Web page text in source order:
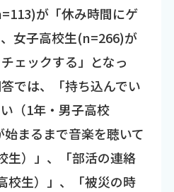
が「休み時間にゲ
女子高校生(n=266)が
ェックする」となっ
では、「持ち込んでい
（1年・男子高校
まるまで音楽を聴いて
生）」、「部活の連絡
校生）」、「被災の時